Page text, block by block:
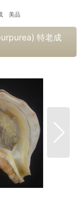
美品
特老成